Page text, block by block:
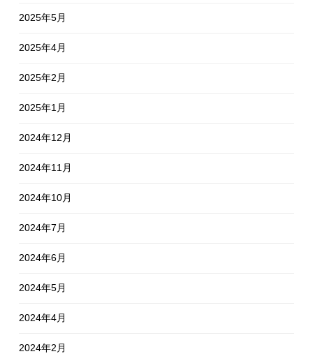
2025年5月
2025年4月
2025年2月
2025年1月
2024年12月
2024年11月
2024年10月
2024年7月
2024年6月
2024年5月
2024年4月
2024年2月